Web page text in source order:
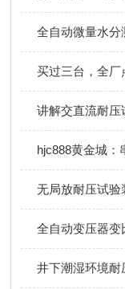
全自动微量水分
买过三台，全厂
讲解交直流耐压
hjc888黄金城：
全自动变压器